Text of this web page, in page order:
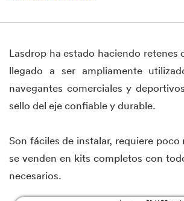
Lasdrop ha estado haciendo retenes
llegado a ser ampliamente
navegantes comerciales y
sello del eje confiable y durable.
Son fáciles de instalar, requiere
se venden en kits completos con
necesarios.